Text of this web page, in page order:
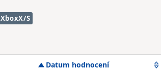
XboxX/S
Datum hodnocení